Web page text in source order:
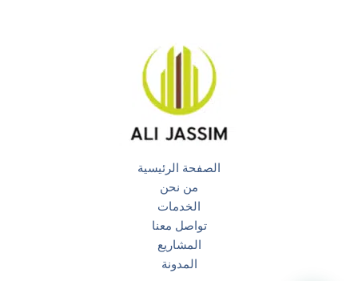
الصفحة الرئيسية
من نحن
الخدمات
تواصل معنا
المشاريع
المدونة